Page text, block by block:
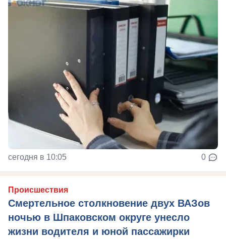
сегодня в 10:05 0
Происшествия
Смертельное столкновение двух ВАЗов
ночью в Шпаковском округе унесло
жизни водителя и юной пассажирки